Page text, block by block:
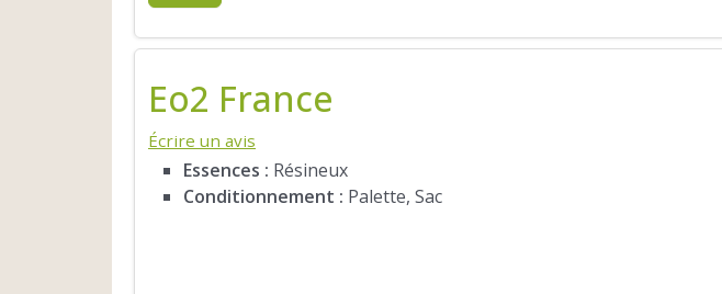
Eo2 France
Écrire un avis
Essences : Résineux
Conditionnement : Palette, Sac